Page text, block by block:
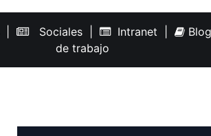
Sociales Intranet Blog
de trabajo